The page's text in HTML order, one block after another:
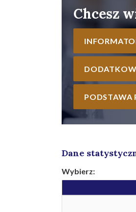
Chcesz
PODSTAWA
Dane
Wybierz: